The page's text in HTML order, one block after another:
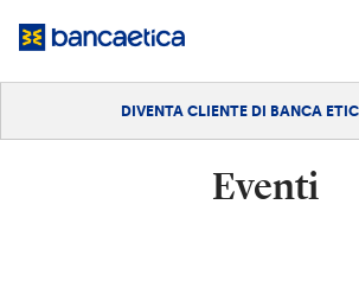
DIVENTA CLIENTE DI BANCA
Eventi